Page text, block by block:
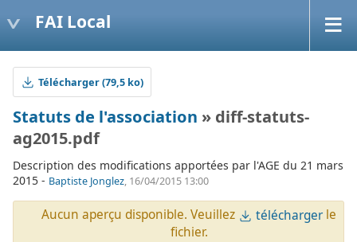
FAI Local
Télécharger (79,5 ko)
Statuts de l'association » diff-statuts-
ag2015.pdf
Description des modifications apportées par l'AGE du 21 mars
2015 - Baptiste Jonglez, 16/04/2015 13:00
Aucun aperçu disponible. Veuillez télécharger le
fichier.